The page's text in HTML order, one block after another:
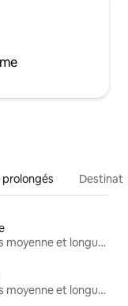
Locations moyenne et longue durée
Locations moyenne et longue durée